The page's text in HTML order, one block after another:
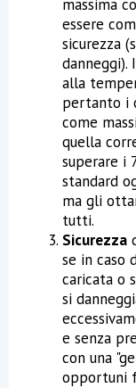
massima
essere
sicurezza
danneggi).
alla
pertanto i
come
quella
superare i
standard
ma gli
tutti.
Sicurezza
se in caso
caricata o
si
e senza
con una
opportuni